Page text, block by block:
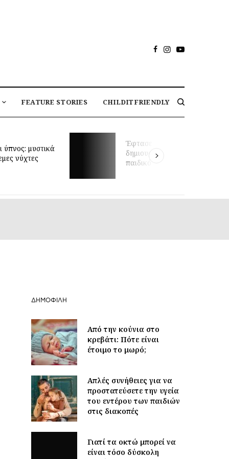
FEATURE STORIES CHILDITFRIENDLY
ύπνος: μυστικά
νύχτες
Έφτασε η στιγμή να
δημιουργήσεις το ιδανικό
παιδικό δωμάτιο;
ΔΗΜΟΦΙΛΉ
Από την κούνια στο
κρεβάτι: Πότε είναι
έτοιμο το μωρό;
Απλές συνήθειες για να
προστατεύσετε την υγεία
του εντέρου των παιδιών
στις διακοπές
Γιατί τα οκτώ μπορεί να
είναι τόσο δύσκολη